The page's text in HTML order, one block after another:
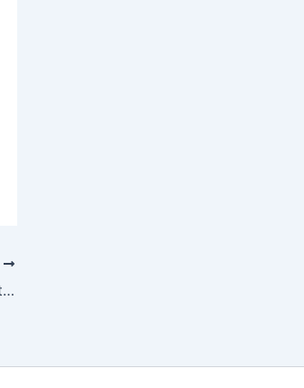
Arriesgarse a vivir o sobrevivir…that’s the question.